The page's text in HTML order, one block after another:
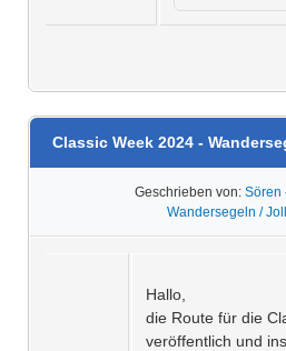
Classic Week 2024 -
Geschrieben von: Sören
Wandersegeln /
Hallo,
die Route für die
veröffentlich und